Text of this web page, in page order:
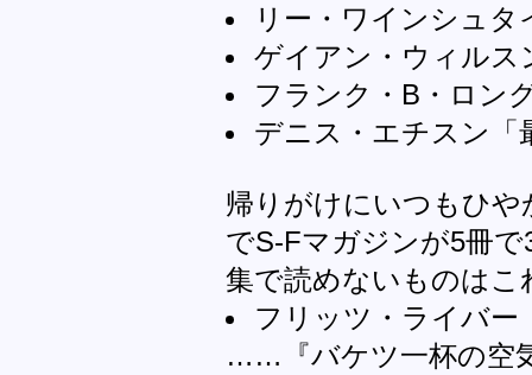
リー・ワインシュタ
ゲイアン・ウィルス
フランク・B・ロン
デニス・エチスン「
帰りがけにいつもひや
でS-Fマガジンが5冊
集で読めないものはこ
フリッツ・ライバー
……『バケツ一杯の空